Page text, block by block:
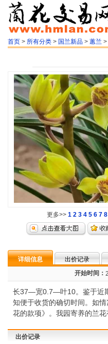
首页 > 所有分类 > 国兰新品 > 蕙兰 >
更多>> 1 2 3 4 5 6 7 8
详细信息 出价记录
开始时间：
长37—宽0.7—叶10。鉴于近
知便于收货的确切时间。如
花的款项》。我园寄养的兰
出价记录